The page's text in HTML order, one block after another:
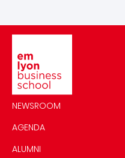
NEWSROOM
AGENDA
ALUMNI